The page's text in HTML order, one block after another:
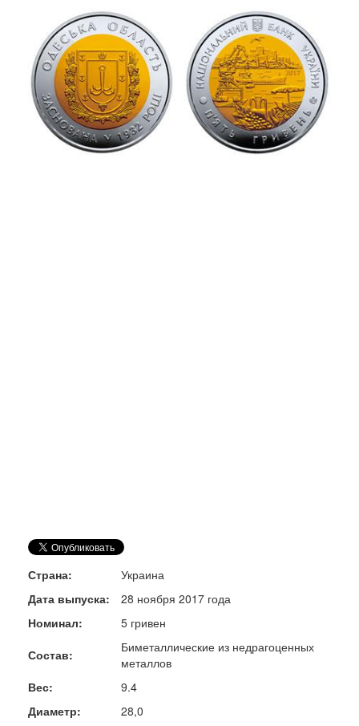
Страна:
Украина
Дата выпуска:
28 ноября 2017 года
Номинал:
5 гривен
Состав:
Биметаллические из недрагоценных
металлов
Вес:
9.4
Диаметр:
28,0